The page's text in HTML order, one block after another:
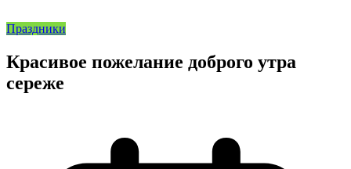
Праздники
Красивое пожелание доброго утра
сереже